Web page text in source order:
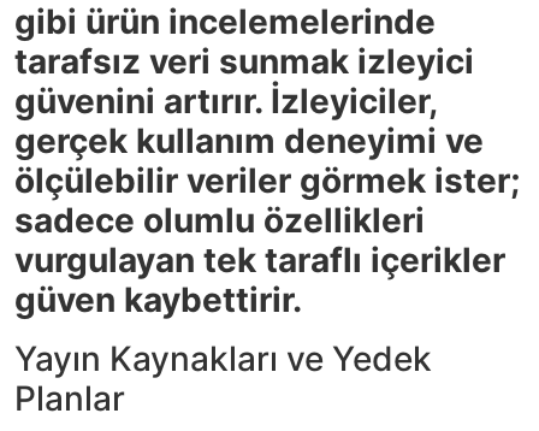
gibi ürün incelemelerinde
tarafsız veri sunmak izleyici
güvenini artırır. İzleyiciler,
gerçek kullanım deneyimi ve
ölçülebilir veriler görmek ister;
sadece olumlu özellikleri
vurgulayan tek taraflı içerikler
güven kaybettirir.
Yayın Kaynakları ve Yedek
Planlar